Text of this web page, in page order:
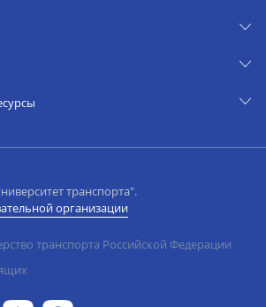
транспорта".
организации
транспорта Российской Федерации